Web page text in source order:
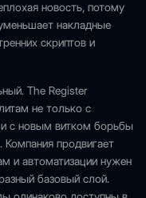
новость, потому
накладные
скриптов и
The Register
не только с
с новым витком борьбы
продвигает
и автоматизации нужен
базовый слой.